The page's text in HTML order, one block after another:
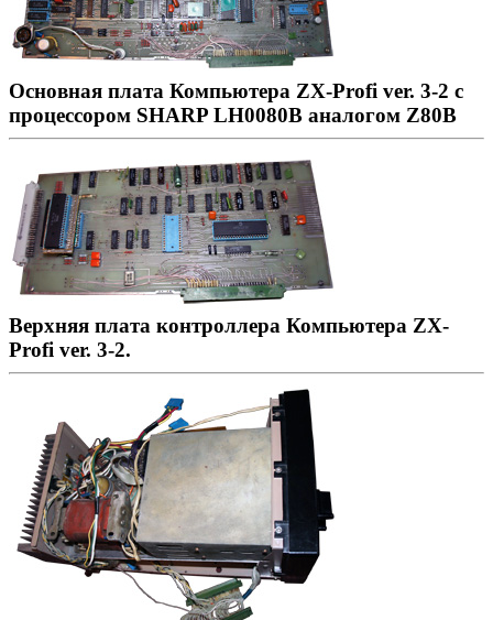
Основная плата Компьютера ZX-Profi ver. 3-2 с
процессором SHARP LH0080B аналогом Z80B
Верхняя плата контроллера Компьютера ZX-
Profi ver. 3-2.